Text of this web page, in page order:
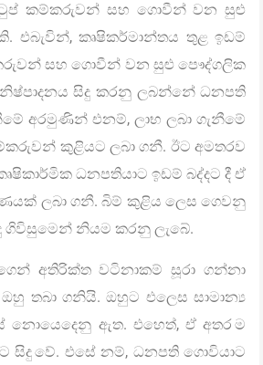
කම්කරුවන් සහ ගොවීන් වන සුළු
එබැවින්, කෘෂිකර්මාන්තය තුළ ඉඩම්
සහ ගොවීන් වන සුළු පෞද්ගලික
සිදු කරනු ලබන්නේ ධනපති
අරමුණින් එනම්, ලාභ ලබා ගැනීමේ
කුළියට ලබා ගනී. ඊට අමතරව
ධනපතියාට ඉඩම් බද්දට දී ඒ
ලබා ගනී. බිම් කුළිය ලෙස ගෙවනු
ගිවිසුමෙන් නියම කරනු ලැබේ.
අතිරික්ත වටිනාකම් සූරා ගන්නා
තබා ගනියි. ඔහුට එලෙස සාමාන්‍ය
නොයෙදෙනු ඇත. එහෙත්, ඒ අතර ම
සිදු වේ. එසේ නම්, ධනපති ගොවියාට